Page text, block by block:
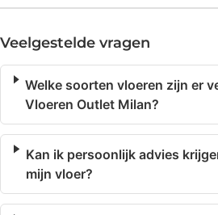
Veelgestelde vragen
Welke soorten vloeren zijn er
Vloeren Outlet Milan?
Kan ik persoonlijk advies
mijn vloer?